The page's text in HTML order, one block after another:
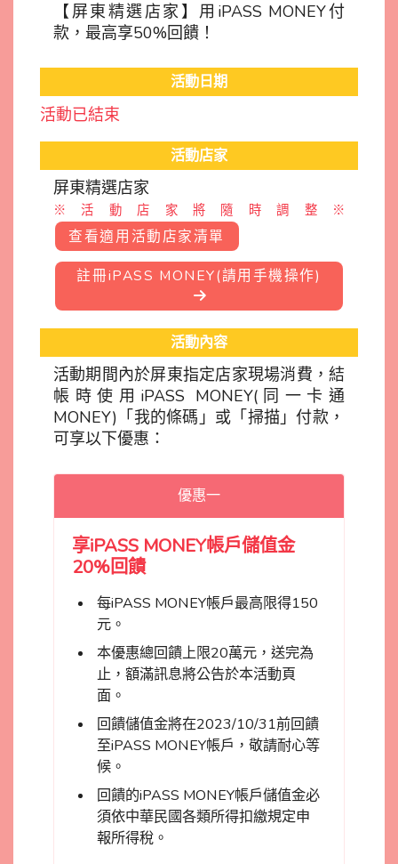
【屏東精選店家】用iPASS MONEY付
款，最高享50%回饋！
活動日期
活動已結束
活動店家
屏東精選店家
※活動店家將隨時調整※
查看適用活動店家清單
註冊iPASS MONEY(請用手機操作)
活動內容
活動期間內於屏東指定店家現場消費，結
帳時使用iPASS MONEY(同一卡通
MONEY)「我的條碼」或「掃描」付款，
可享以下優惠：
優惠一
享iPASS MONEY帳戶儲值金
20%回饋
每iPASS MONEY帳戶最高限得150
元。
本優惠總回饋上限20萬元，送完為
止，額滿訊息將公告於本活動頁
面。
回饋儲值金將在2023/10/31前回饋
至iPASS MONEY帳戶，敬請耐心等
候。
回饋的iPASS MONEY帳戶儲值金必
須依中華民國各類所得扣繳規定申
報所得稅。